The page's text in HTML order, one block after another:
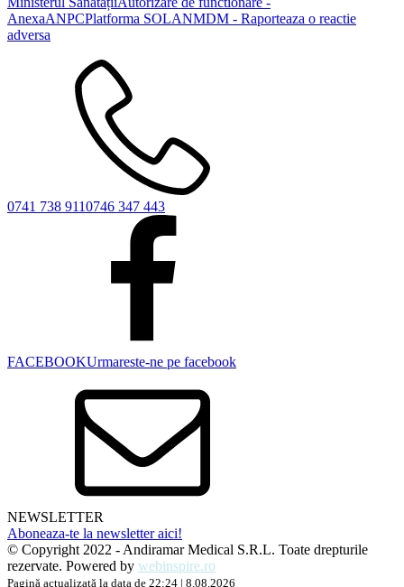
AnexaANPCPlatforma SOLANMDM - Raporteaza o reactie
adversa
0741 738 9110746 347 443
FACEBOOKUrmareste-ne pe facebook
NEWSLETTER
Aboneaza-te la newsletter aici!
© Copyright 2022 - Andiramar Medical S.R.L. Toate drepturile
rezervate. Powered by webinspire.ro
Pagină actualizată la data de 22:24 | 8.08.2026